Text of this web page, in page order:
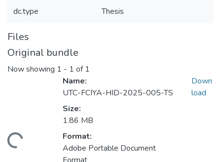
dc.type Thesis
Files
Original bundle
Now showing 1 - 1 of 1
Name:
UTC-FCIYA-HID-2025-005-TS
Size:
1.86 MB
Format:
Adobe Portable Document
Down
load